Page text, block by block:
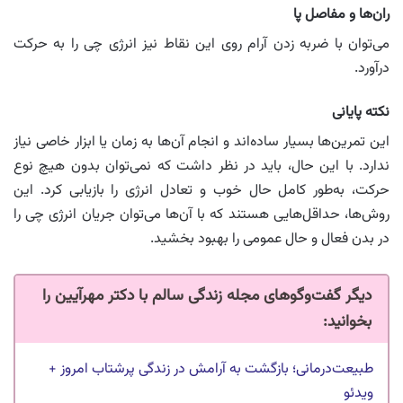
ران‌ها و مفاصل پا
می‌توان با ضربه زدن آرام روی این نقاط نیز انرژی چی را به حرکت
درآورد.
نکته پایانی
این تمرین‌ها بسیار ساده‌اند و انجام آن‌ها به زمان یا ابزار خاصی نیاز
ندارد. با این حال، باید در نظر داشت که نمی‌توان بدون هیچ نوع
حرکت، به‌طور کامل حال خوب و تعادل انرژی را بازیابی کرد. این
روش‌ها، حداقل‌هایی هستند که با آن‌ها می‌توان جریان انرژی چی را
در بدن فعال و حال عمومی را بهبود بخشید.
دیگر گفت‌وگوهای مجله زندگی سالم با دکتر مهرآیین را
بخوانید:
طبیعت‌درمانی؛ بازگشت به آرامش در زندگی پرشتاب امروز +
ویدئو